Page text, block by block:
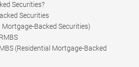
Securities?
Securities
Mortgage-Backed Securities)
(Residential Mortgage-Backed